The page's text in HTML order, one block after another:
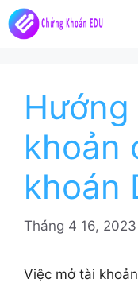
Chuyển
đến
khoản
khoán
Tháng 4 16, 2023
Việc mở tài